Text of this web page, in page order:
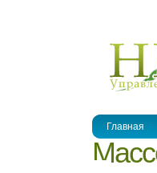
Главная